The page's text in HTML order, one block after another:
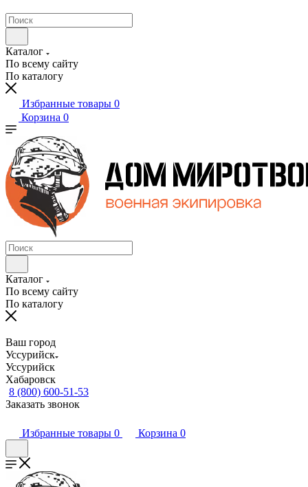
Каталог
По всему сайту
По каталогу
Избранные товары 0
Корзина 0
Каталог
По всему сайту
По каталогу
Ваш город
Уссурийск
Уссурийск
Хабаровск
8 (800) 600-51-53
Заказать звонок
Избранные товары 0 Корзина 0